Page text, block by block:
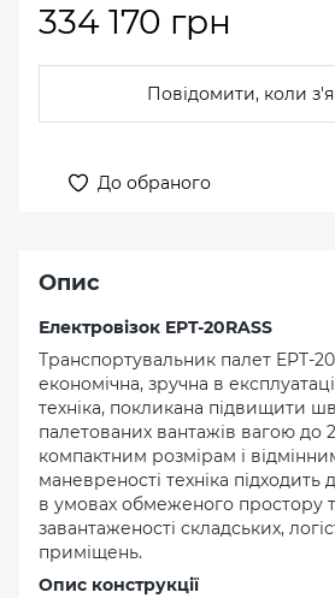
334 170 грн
Повідомити, коли
До обраного
Опис
Електровізок EPT-20RASS
Транспортувальник палет EPT-
економічна, зручна в
техніка, покликана підвищити
палетованих вантажів вагою до
компактним розмірам і
маневреності техніка підходить
в умовах обмеженого простору
завантаженості складських,
приміщень.
Опис конструкції